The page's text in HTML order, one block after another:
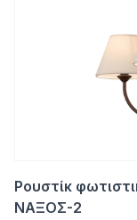
Ρουστίκ
ΝΑΞΟΣ-2